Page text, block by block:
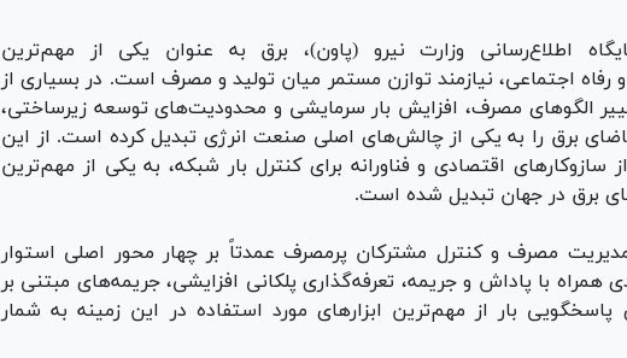
اطلاع‌رسانی وزارت نیرو (پاون)، برق به عنوان یکی از مهم‌ترین
اجتماعی، نیازمند توازن مستمر میان تولید و مصرف است. در بسیاری از
الگو‌های مصرف، افزایش بار سرمایشی و محدودیت‌های توسعه زیرساختی،
برق را به یکی از چالش‌های اصلی صنعت انرژی تبدیل کرده است. از این
اقتصادی و فناورانه برای کنترل بار شبکه، به یکی از مهم‌ترین
برق در جهان تبدیل شده است.
مصرف و کنترل مشترکان پرمصرف عمدتاً بر چهار محور اصلی استوار
با پاداش و جریمه، تعرفه‌گذاری پلکانی افزایشی، جریمه‌های مبتنی بر
پاسخگویی بار از مهم‌ترین ابزار‌های مورد استفاده در این زمینه به شمار